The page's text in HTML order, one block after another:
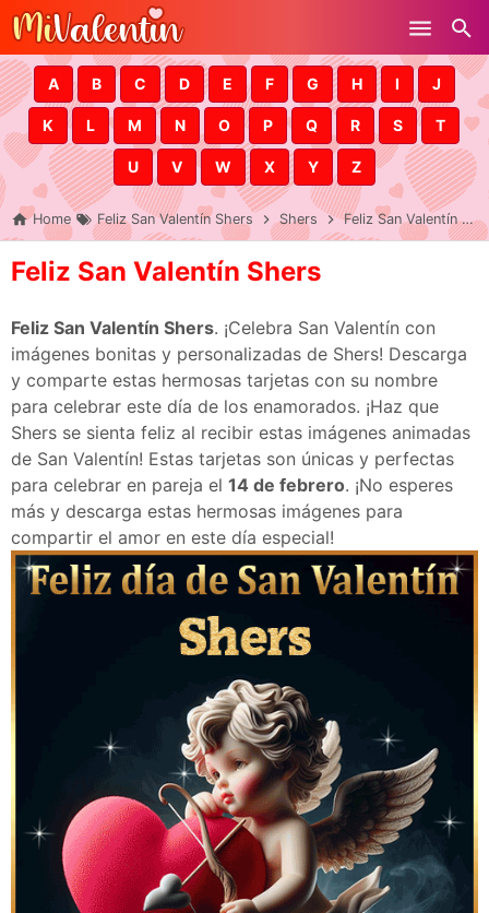
Skip to main content
A B C D E F G H I J
K L M N O P Q R S T
U V W X Y Z
Home Feliz San Valentín Shers Shers Feliz San Valentín Shers
Feliz San Valentín Shers
Feliz San Valentín Shers. ¡Celebra San Valentín con
imágenes bonitas y personalizadas de Shers! Descarga
y comparte estas hermosas tarjetas con su nombre
para celebrar este día de los enamorados. ¡Haz que
Shers se sienta feliz al recibir estas imágenes animadas
de San Valentín! Estas tarjetas son únicas y perfectas
para celebrar en pareja el 14 de febrero. ¡No esperes
más y descarga estas hermosas imágenes para
compartir el amor en este día especial!